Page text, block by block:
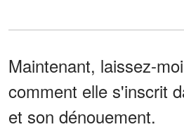
Maintenant, laissez-
comment elle s'inscrit
et son dénouement.